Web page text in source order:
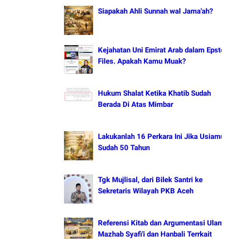
Siapakah Ahli Sunnah wal Jama'ah?
Kejahatan Uni Emirat Arab dalam Epstein
Files. Apakah Kamu Muak?
Hukum Shalat Ketika Khatib Sudah
Berada Di Atas Mimbar
Lakukanlah 16 Perkara Ini Jika Usiamu
Sudah 50 Tahun
Tgk Mujlisal, dari Bilek Santri ke
Sekretaris Wilayah PKB Aceh
Referensi Kitab dan Argumentasi Ulama
Mazhab Syafi'i dan Hanbali Terrkait